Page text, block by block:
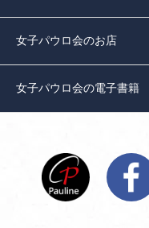
女子パウロ会のお店
女子パウロ会の電子書籍